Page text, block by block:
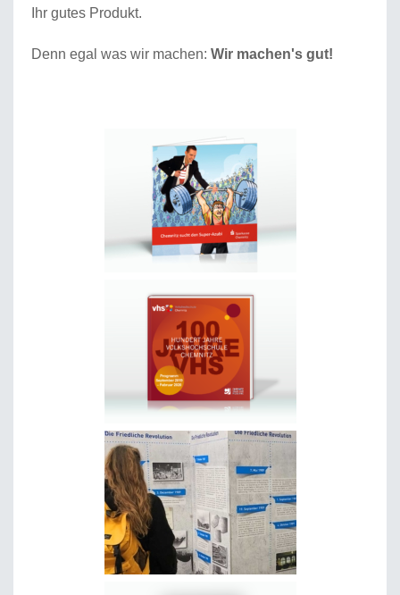
Ihr gutes Produkt.
Denn egal was wir machen: Wir machen's gut!